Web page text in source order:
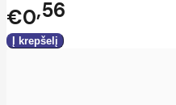
€0 56